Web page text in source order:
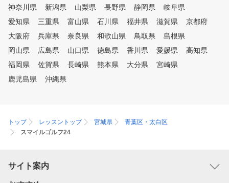
神奈川県
新潟県 山梨県 長野県 静岡県
岐阜県
愛知県
三重県 富山県 石川県 福井県 滋賀県
京都府
大阪府
兵庫県 奈良県 和歌山県 鳥取県
島根県
岡山県
広島県 山口県 徳島県 香川県 愛媛県
高知県
福岡県
佐賀県 長崎県 熊本県 大分県
宮崎県
鹿児島県
沖縄県
トップ レッスントップ 宮城県
青葉区・太白区
スマイルゴルフ24
サイト案内